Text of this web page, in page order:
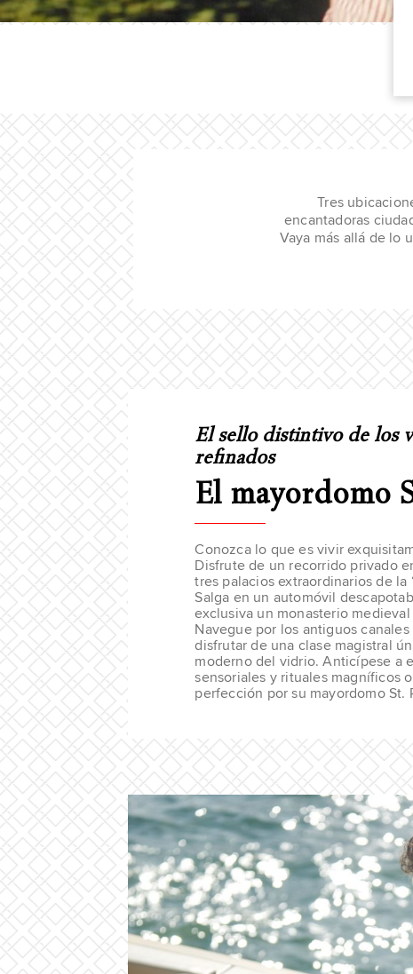
Tres
encantadoras
Vaya más allá de lo
El mayordomo
El sello distintivo de los
refinados
Conozca lo que es vivir
Disfrute de un recorrido privado
tres palacios extraordinarios de la
Salga en un automóvil
exclusiva un monasterio medieval
Navegue por los antiguos
disfrutar de una clase magistral
moderno del vidrio. Anticípese a
sensoriales y rituales magníficos
perfección por su mayordomo St.